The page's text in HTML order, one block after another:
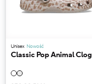
Unisex Nowość
Classic Pop Animal Clog